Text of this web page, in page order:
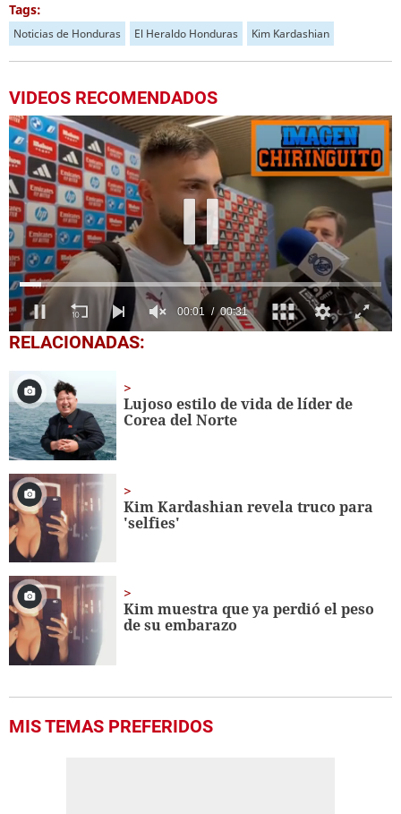
Tags:
Noticias de Honduras El Heraldo Honduras Kim Kardashian
VIDEOS RECOMENDADOS
0
of
seconds
RELACIONADAS:
Lujoso estilo de vida de líder de
Corea del Norte
Kim Kardashian revela truco para
'selfies'
Kim muestra que ya perdió el peso
de su embarazo
MIS TEMAS PREFERIDOS